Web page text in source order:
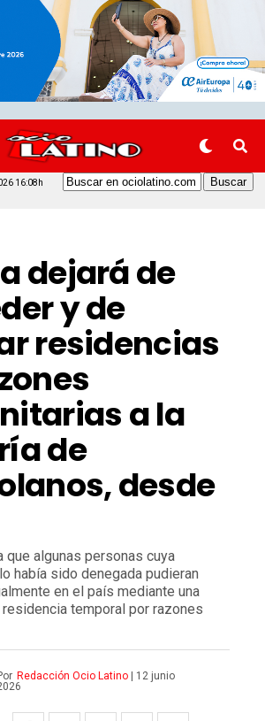
16:08h
dejará de
y de
residencias
a la
de
desde
que algunas personas cuya
había sido denegada pudieran
en el país mediante una
temporal por razones
Redacción Ocio Latino|
12 junio